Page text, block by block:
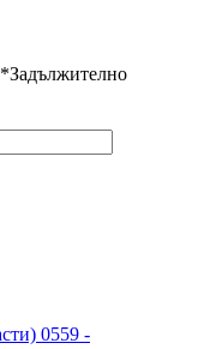
*Задължително